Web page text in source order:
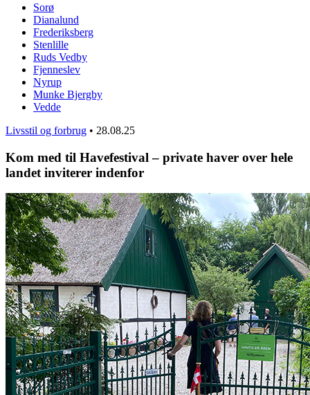
Sorø
Dianalund
Frederiksberg
Stenlille
Ruds Vedby
Fjenneslev
Nyrup
Munke Bjergby
Vedde
Livsstil og forbrug • 28.08.25
Kom med til Havefestival – private haver over hele
landet inviterer indenfor